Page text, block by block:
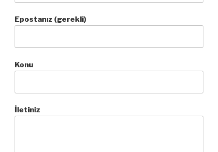
Epostanız (gerekli)
Konu
İletiniz